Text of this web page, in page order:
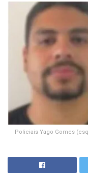
Policiais Yago Gomes